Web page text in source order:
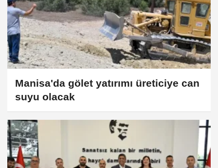
Manisa'da gölet yatırımı üreticiye can
suyu olacak